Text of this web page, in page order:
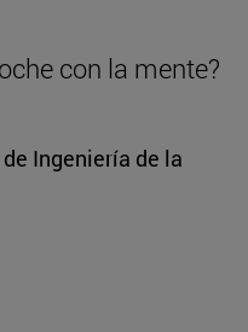
con la mente?
Ingeniería de la